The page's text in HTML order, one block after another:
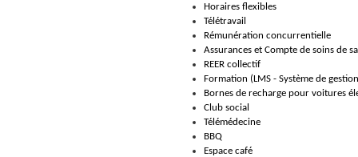
Horaires flexibles
Télétravail
Rémunération concurrentielle
Assurances et Compte de soins de
REER collectif
Formation (LMS - Système de
Bornes de recharge pour voitures
Club social
Télémédecine
BBQ
Espace café